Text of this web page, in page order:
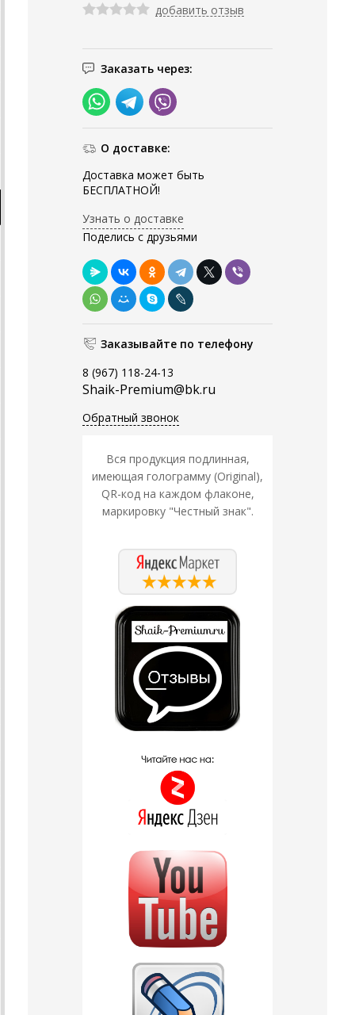
добавить отзыв
Заказать через:
О доставке:
Доставка может быть
БЕСПЛАТНОЙ!
Узнать о доставке
Поделись с друзьями
Заказывайте по телефону
8 (967) 118-24-13
Shaik-Premium@bk.ru
Обратный звонок
Вся продукция подлинная,
имеющая голограмму (Original),
QR-код на каждом флаконе,
маркировку "Честный знак".